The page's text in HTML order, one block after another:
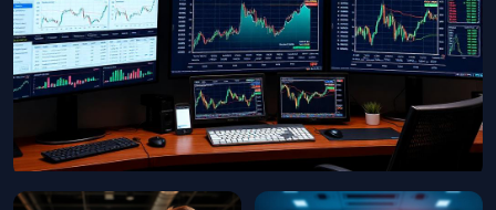
Кейсы
База знаний